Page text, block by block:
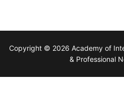
Copyright © 2026 Academy of
& Professional